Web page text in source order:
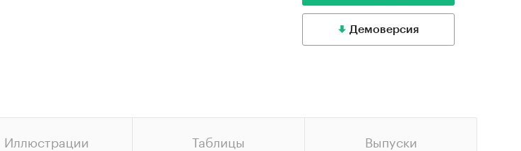
Демоверсия
Иллюстрации Таблицы Выпуски